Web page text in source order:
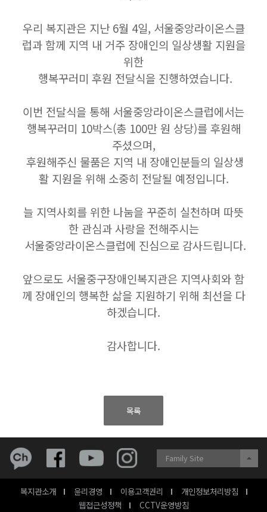
우리 복지관은 지난 6월 4일, 서울중앙라이온스클
럽과 함께 지역 내 거주 장애인의 일상생활 지원을
위한
행복꾸러미 후원 전달식을 진행하였습니다.
이번 전달식을 통해 서울중앙라이온스클럽에서는
행복꾸러미 10박스(총 100만 원 상당)를 후원해
주셨으며,
후원해주신 물품은 지역 내 장애인분들의 일상생
활 지원을 위해 소중히 전달될 예정입니다.
늘 지역사회를 위한 나눔을 꾸준히 실천하며 따뜻
한 관심과 사랑을 전해주시는
서울중앙라이온스클럽에 진심으로 감사드립니다.
앞으로도 서울중구장애인복지관은 지역사회와 함
께 장애인의 행복한 삶을 지원하기 위해 최선을 다
하겠습니다.
감사합니다.
목록
복지관소개 윤리경영 이용고객권리
개인정보처리방침
웹접근성정책
CCTV운영방침
Family Site